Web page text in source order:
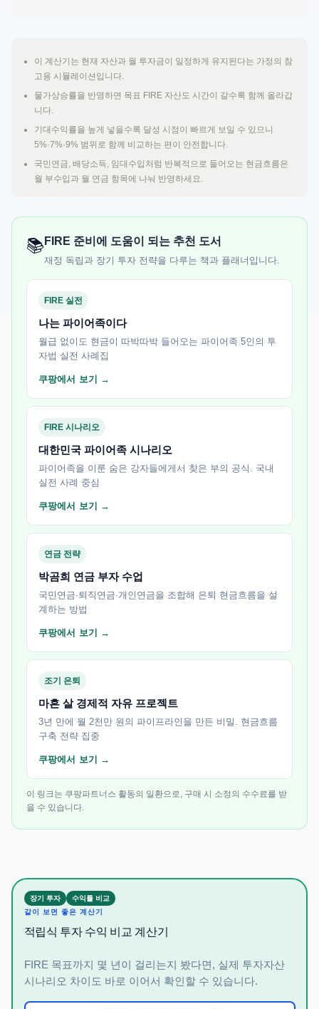
이 계산기는 현재 자산과 월 투자금이 일정하게 유지된다는 가정의 참
고용 시뮬레이션입니다.
물가상승률을 반영하면 목표 FIRE 자산도 시간이 갈수록 함께 올라갑
니다.
기대수익률을 높게 넣을수록 달성 시점이 빠르게 보일 수 있으니
5%·7%·9% 범위로 함께 비교하는 편이 안전합니다.
국민연금, 배당소득, 임대수입처럼 반복적으로 들어오는 현금흐름은
월 부수입과 월 연금 항목에 나눠 반영하세요.
📚 FIRE 준비에 도움이 되는 추천 도서
재정 독립과 장기 투자 전략을 다루는 책과 플래너입니다.
FIRE 실전
나는 파이어족이다
월급 없이도 현금이 따박따박 들어오는 파이어족 5인의 투
자법 실전 사례집
쿠팡에서 보기 →
FIRE 시나리오
대한민국 파이어족 시나리오
파이어족을 이룬 숨은 강자들에게서 찾은 부의 공식. 국내
실전 사례 중심
쿠팡에서 보기 →
연금 전략
박곰희 연금 부자 수업
국민연금·퇴직연금·개인연금을 조합해 은퇴 현금흐름을 설
계하는 방법
쿠팡에서 보기 →
조기 은퇴
마흔 살 경제적 자유 프로젝트
3년 만에 월 2천만 원의 파이프라인을 만든 비밀. 현금흐름
구축 전략 집중
쿠팡에서 보기 →
이 링크는 쿠팡파트너스 활동의 일환으로, 구매 시 소정의 수수료를 받
을 수 있습니다.
장기 투자
수익률 비교
같이 보면 좋은 계산기
적립식 투자 수익 비교 계산기
FIRE 목표까지 몇 년이 걸리는지 봤다면, 실제 투자자산
시나리오 차이도 바로 이어서 확인할 수 있습니다.